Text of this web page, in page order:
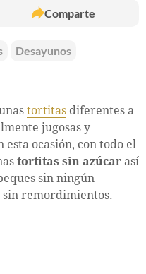
Comparte
Desayunos
tortitas diferentes a
jugosas y
esta ocasión, con todo el
tortitas sin azúcar así
sin ningún
sin remordimientos.